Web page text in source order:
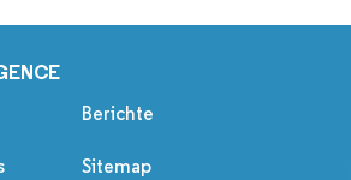
Berichte
Sitemap